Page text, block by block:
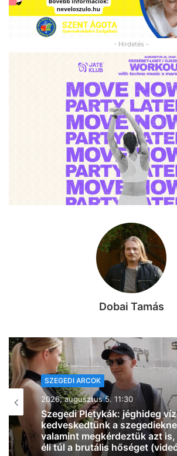
- Hirdetés -
Dobai Tamás
SZEGEDI ARCOK
2026, augusztus 5. 07:37
“Tud időzíteni” – megszületett
Szabados Ági első gyermeke